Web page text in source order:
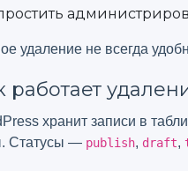
удаление не всегда
работает
хранит записи в
Статусы — publish, draft,